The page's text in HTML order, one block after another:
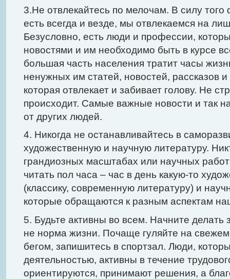
3.Не отвлекайтесь по мелочам. В силу того
есть всегда и везде, мы отвлекаемся на
Безусловно, есть люди и профессии,
новостями и им необходимо быть в курсе
большая часть населения тратит часы
ненужных им статей, новостей, рассказов
которая отвлекает и забивает голову. Не
происходит. Самые важные новости и так
от других людей.
4. Никогда не останавливайтесь в
художественную и научную литературу.
грандиозных масштабах или научных
читать пол часа – час в день какую-то
(классику, современную литературу) и
которые обращаются к разным аспектам
5. Будьте активны во всем. Начните делать
не норма жизни. Почаще гуляйте на
бегом, запишитесь в спортзал. Люди,
деятельностью, активны в течение
ориентируются, принимают решения, а